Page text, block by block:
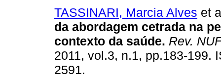
TASSINARI, Marcia Alves et
da abordagem cetrada na
contexto da saúde. Rev.
2011, vol.3, n.1, pp.183-199.
2591.